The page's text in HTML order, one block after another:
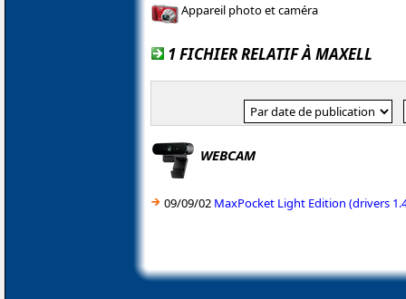
Appareil photo et caméra
1 FICHIER RELATIF À MAXELL
WEBCAM
09/09/02 MaxPocket Light Edition (drivers